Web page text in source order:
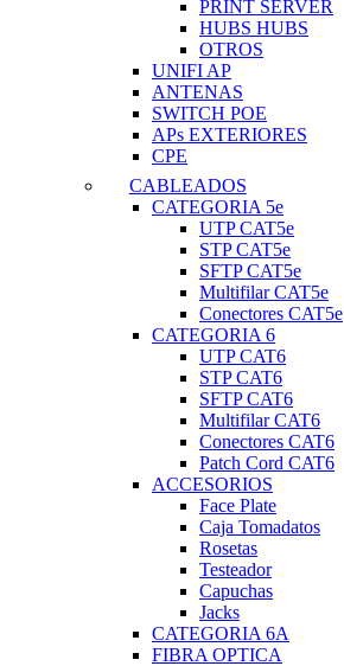
PRINT SERVER
HUBS HUBS
OTROS
UNIFI AP
ANTENAS
SWITCH POE
APs EXTERIORES
CPE
CABLEADOS
CATEGORIA 5e
UTP CAT5e
STP CAT5e
SFTP CAT5e
Multifilar CAT5e
Conectores CAT5e
CATEGORIA 6
UTP CAT6
STP CAT6
SFTP CAT6
Multifilar CAT6
Conectores CAT6
Patch Cord CAT6
ACCESORIOS
Face Plate
Caja Tomadatos
Rosetas
Testeador
Capuchas
Jacks
CATEGORIA 6A
FIBRA OPTICA